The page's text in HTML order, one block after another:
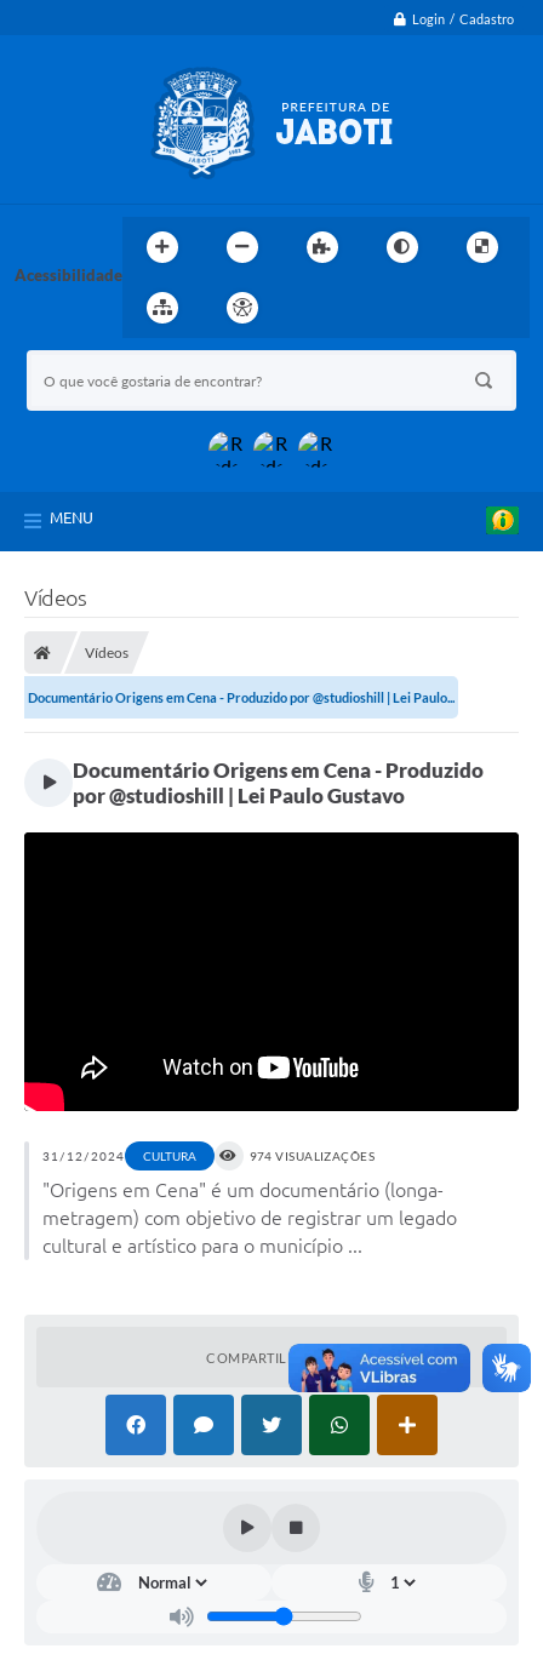
Login / Cadastro
Acessibilidade
MENU
Vídeos
Vídeos
Documentário Origens em Cena - Produzido por @studioshill | Lei Paulo...
Documentário Origens em Cena - Produzido
por @studioshill | Lei Paulo Gustavo
31/12/2024 CULTURA 974 VISUALIZAÇÕES
"Origens em Cena" é um documentário (longa-
metragem) com objetivo de registrar um legado
cultural e artístico para o município ...
COMPARTILHAR